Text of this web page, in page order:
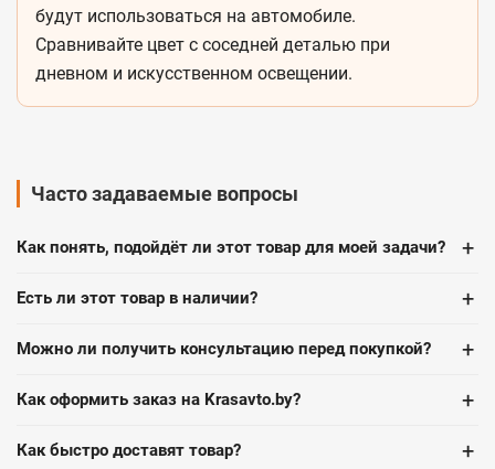
будут использоваться на автомобиле.
Сравнивайте цвет с соседней деталью при
дневном и искусственном освещении.
Часто задаваемые вопросы
Как понять, подойдёт ли этот товар для моей задачи? +
Есть ли этот товар в наличии? +
Можно ли получить консультацию перед покупкой? +
Как оформить заказ на Krasavto.by? +
Как быстро доставят товар? +